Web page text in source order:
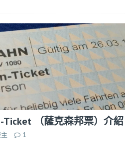
Ticket （薩克森邦票）介紹
1